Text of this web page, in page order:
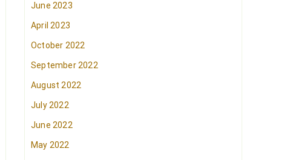
June 2023
April 2023
October 2022
September 2022
August 2022
July 2022
June 2022
May 2022